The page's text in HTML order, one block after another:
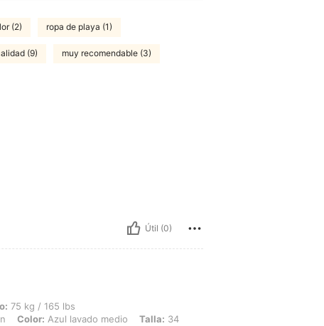
(2) ropa de playa (1)
(9) muy recomendable (3)
Útil (0)
Caderas: 109 cm / 43 in, Cintura: 94 cm / 37 in, Busto: 109 cm / 43 in, Color:
75 kg / 165 lbs
Color: Azul lavado medio Talla: 34